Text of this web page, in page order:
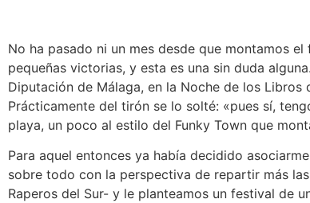
No ha pasado ni un mes desde que montamos
pequeñas victorias, y esta es una sin duda
Diputación de Málaga, en la Noche de los
Prácticamente del tirón se lo solté: «pues sí,
playa, un poco al estilo del Funky Town que
Para aquel entonces ya había decidido
sobre todo con la perspectiva de repartir más
Raperos del Sur- y le planteamos un festival de